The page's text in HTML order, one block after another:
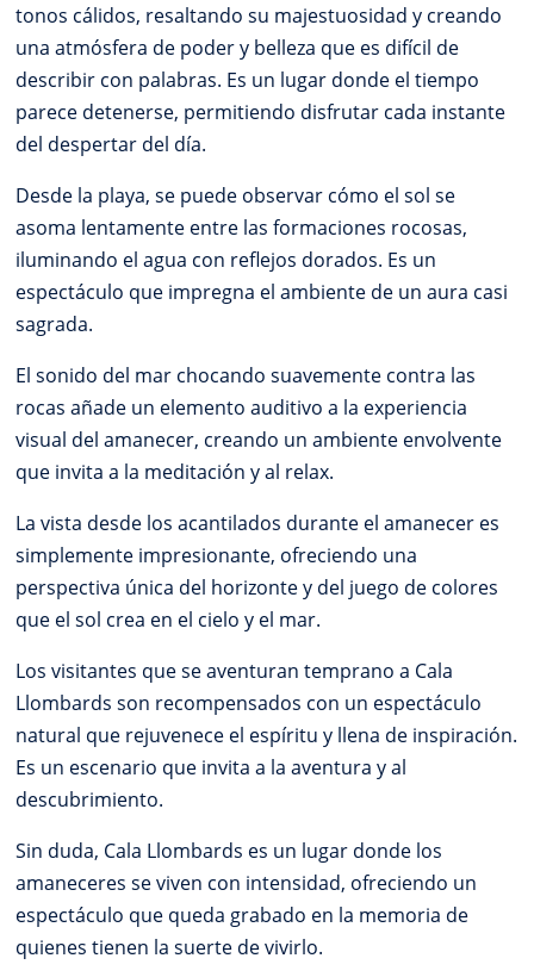
tonos cálidos, resaltando su majestuosidad y creando
una atmósfera de poder y belleza que es difícil de
describir con palabras. Es un lugar donde el tiempo
parece detenerse, permitiendo disfrutar cada instante
del despertar del día.
Desde la playa, se puede observar cómo el sol se
asoma lentamente entre las formaciones rocosas,
iluminando el agua con reflejos dorados. Es un
espectáculo que impregna el ambiente de un aura casi
sagrada.
El sonido del mar chocando suavemente contra las
rocas añade un elemento auditivo a la experiencia
visual del amanecer, creando un ambiente envolvente
que invita a la meditación y al relax.
La vista desde los acantilados durante el amanecer es
simplemente impresionante, ofreciendo una
perspectiva única del horizonte y del juego de colores
que el sol crea en el cielo y el mar.
Los visitantes que se aventuran temprano a Cala
Llombards son recompensados con un espectáculo
natural que rejuvenece el espíritu y llena de inspiración.
Es un escenario que invita a la aventura y al
descubrimiento.
Sin duda, Cala Llombards es un lugar donde los
amaneceres se viven con intensidad, ofreciendo un
espectáculo que queda grabado en la memoria de
quienes tienen la suerte de vivirlo.